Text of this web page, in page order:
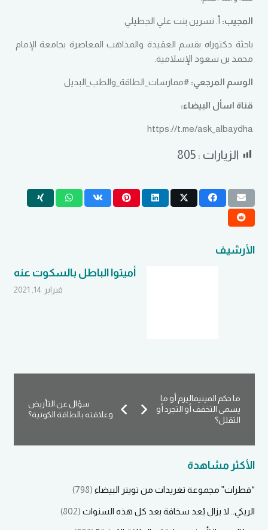
المجيب: أ. نسرين بنت علي الجطيلي
باحثة دكتوراه بقسم العقيدة والمذاهب المعاصرة بجامعة الإمام
محمد بن سعود الإسلامية.
الوسم المرجعي: #ممارسات_الطاقة_والطب_البديل
قناة اسأل البيضاء:
الزيارات :805
الأرشيف
أميتوا الباطل بالسكوت عنه
فبراير 14, 2021
سؤال عن التأريض
وعلاقته بالطاقة الكونية؟
ما حكم المينيماليزم أو ما
يسمى التخفف أو التجرد أو
التقلل؟
الأكثر مشاهدة
“قطرات” مجموعة تغريدات من تويتر البيضاء (798)
الريكي.. لا يزال يُعد سخافة بعد كل هذه السنوات (802)